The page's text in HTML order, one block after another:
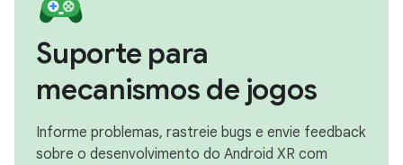
Suporte para
mecanismos de jogos
Informe problemas, rastreie bugs e envie feedback
sobre o desenvolvimento do Android XR com